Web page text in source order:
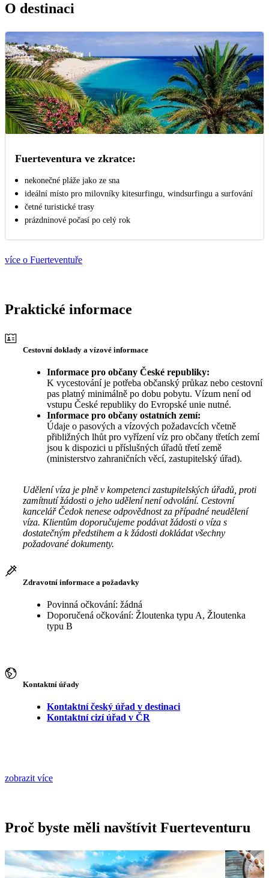
O destinaci
Fuerteventura ve zkratce:
nekonečné pláže jako ze sna
ideální místo pro milovníky kitesurfingu, windsurfingu a surfování
četné turistické trasy
prázdninové počasí po celý rok
více o Fuerteventuře
Praktické informace
Cestovní doklady a vízové informace
Informace pro občany České republiky:
K vycestování je potřeba občanský průkaz nebo cestovní
pas platný minimálně po dobu pobytu. Vízum není od
vstupu České republiky do Evropské unie nutné.
Informace pro občany ostatních zemí:
Údaje o pasových a vízových požadavcích včetně
přibližných lhůt pro vyřízení víz pro občany třetích zemí
jsou k dispozici u příslušných úřadů třetí země
(ministerstvo zahraničních věcí, zastupitelský úřad).
Udělení víza je plně v kompetenci zastupitelských úřadů, proti
zamítnutí žádosti o jeho udělení není odvolání. Cestovní
kancelář Čedok nenese odpovědnost za případné neudělení
víza. Klientům doporučujeme podávat žádosti o víza s
dostatečným předstihem a k žádosti dokládat všechny
požadované dokumenty.
Zdravotní informace a požadavky
Povinná očkování: žádná
Doporučená očkování: Žloutenka typu A, Žloutenka
typu B
Kontaktní úřady
Kontaktní český úřad v destinaci
Kontaktní cizí úřad v ČR
zobrazit více
Proč byste měli navštívit Fuerteventuru